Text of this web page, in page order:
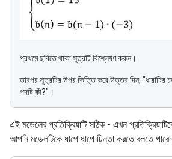
প্রথমে ছবিতে থাকা সূত্রটি বিশ্লেষণ করুন।
তারপর সূত্রটির উপর ভিত্তি করে উত্তর দিন, "ধারাটির
পদটি কী?"।
এই মডেলের প্রতিক্রিয়াটি সঠিক - এখন
আপনি মডেলটিকে ধাপে ধাপে চিন্তা করতে বলতে